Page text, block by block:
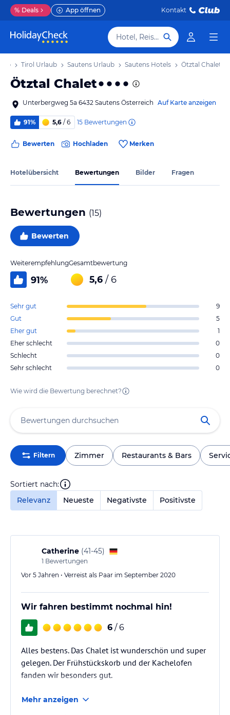
% Deals App öffnen Kontakt
Hotel, Reiseziel
Tirol Urlaub Sautens Urlaub Sautens Hotels Ötztal Chalet
Ötztal Chalet
Unterbergweg 5a 6432 Sautens Österreich Auf Karte anzeigen
91% 5,6 / 6 15 Bewertungen
Bewerten Hochladen Merken
Hotelübersicht Bewertungen Bilder Fragen
Bewertungen (15)
Bewerten
Weiterempfehlung
91%
Gesamtbewertung
5,6 / 6
Sehr gut
9
Gut
5
Eher gut
1
Eher schlecht
0
Schlecht
0
Sehr schlecht
0
Wie wird die Bewertung berechnet?
Filtern Zimmer Restaurants & Bars
Sortiert nach:
Relevanz
Neueste Negativste Positivste
Catherine (41-45)
1 Bewertungen
Vor 5 Jahren • Verreist als Paar im September 2020
Wir fahren bestimmt nochmal hin!
6 / 6
Alles bestens. Das Chalet ist wunderschön und super
gelegen. Der Frühstückskorb und der Kachelofen
fanden wir besonders gut.
Mehr anzeigen